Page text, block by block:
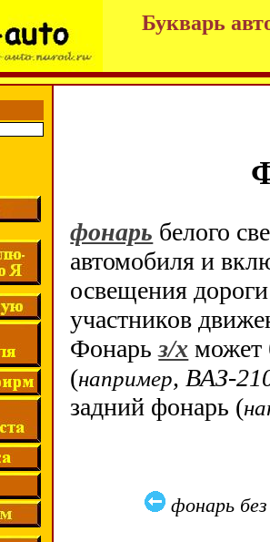
Букварь
фонарь белого
автомобиля и
освещения
участников
Фонарьз/х может
(например, ВАЗ-
задний фонарь (
фонарь